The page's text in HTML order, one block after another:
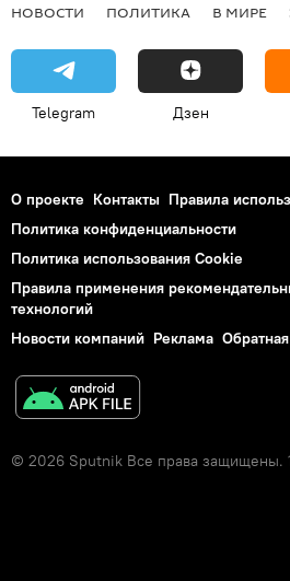
НОВОСТИ ПОЛИТИКА В МИРЕ
Telegram Дзен
О проекте Контакты Правила
Политика конфиденциальности
Политика использования Cookie
Правила применения
технологий
Новости компаний Реклама
© 2026 Sputnik Все права защищены.